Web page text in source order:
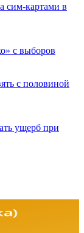
сим-картами в
с выборов
с половиной
ущерб при